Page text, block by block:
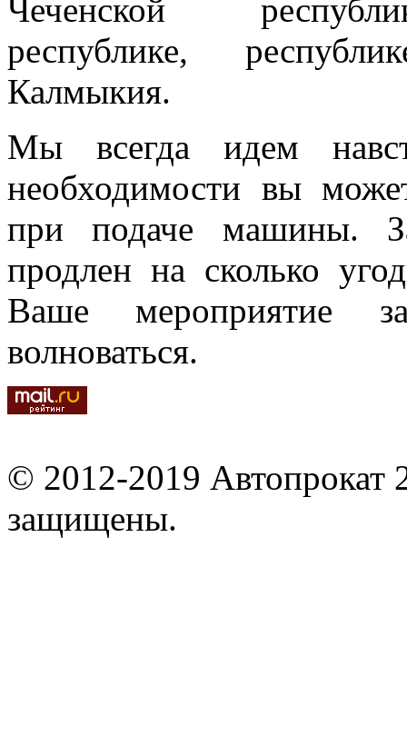
Чеченской
республике,
Калмыкия.
Мы всегда идем
необходимости вы
при подаче машины.
продлен на сколько
Ваше мероприятие
волноваться.
© 2012-2019 Автопрокат
защищены.